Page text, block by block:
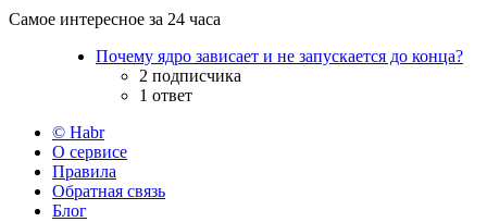
Самое интересное за 24 часа
Почему ядро зависает и не запускается до конца?
2 подписчика
1 ответ
© Habr
О сервисе
Правила
Обратная связь
Блог